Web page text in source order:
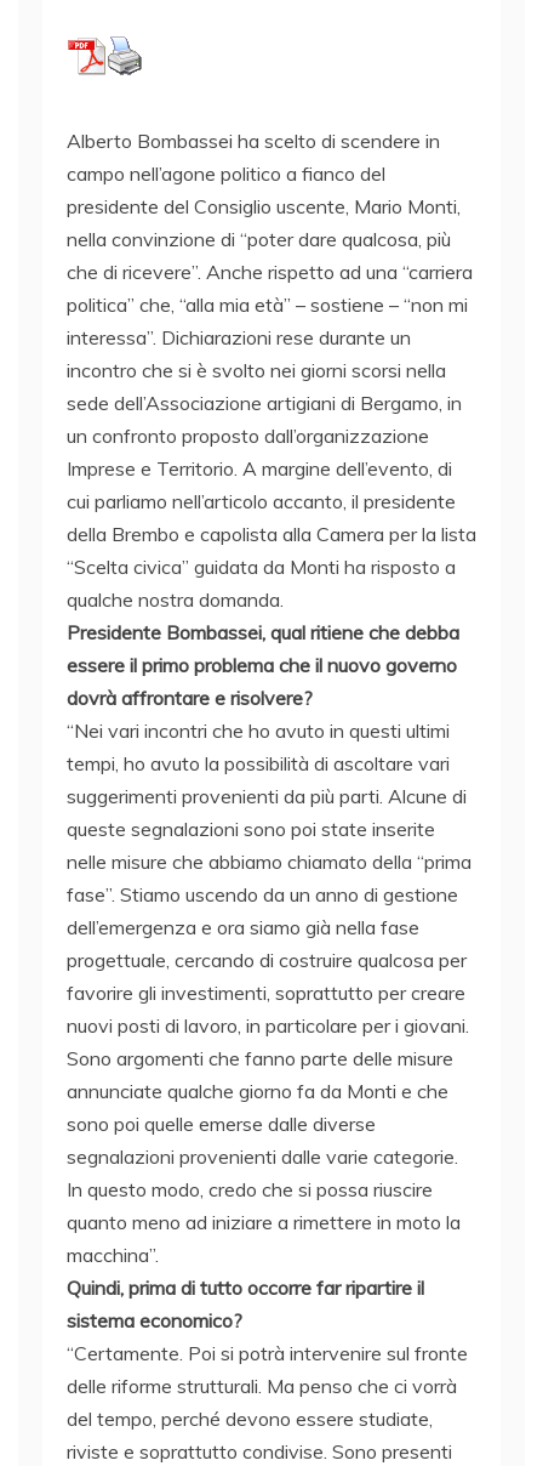
Alberto Bombassei ha scelto di scendere in
campo nell’agone politico a fianco del
presidente del Consiglio uscente, Mario Monti,
nella convinzione di “poter dare qualcosa, più
che di ricevere”. Anche rispetto ad una “carriera
politica” che, “alla mia età” – sostiene – “non mi
interessa”. Dichiarazioni rese durante un
incontro che si è svolto nei giorni scorsi nella
sede dell’Associazione artigiani di Bergamo, in
un confronto proposto dall’organizzazione
Imprese e Territorio. A margine dell’evento, di
cui parliamo nell’articolo accanto, il presidente
della Brembo e capolista alla Camera per la lista
“Scelta civica” guidata da Monti ha risposto a
qualche nostra domanda.
Presidente Bombassei, qual ritiene che debba
essere il primo problema che il nuovo governo
dovrà affrontare e risolvere?
“Nei vari incontri che ho avuto in questi ultimi
tempi, ho avuto la possibilità di ascoltare vari
suggerimenti provenienti da più parti. Alcune di
queste segnalazioni sono poi state inserite
nelle misure che abbiamo chiamato della “prima
fase”. Stiamo uscendo da un anno di gestione
dell’emergenza e ora siamo già nella fase
progettuale, cercando di costruire qualcosa per
favorire gli investimenti, soprattutto per creare
nuovi posti di lavoro, in particolare per i giovani.
Sono argomenti che fanno parte delle misure
annunciate qualche giorno fa da Monti e che
sono poi quelle emerse dalle diverse
segnalazioni provenienti dalle varie categorie.
In questo modo, credo che si possa riuscire
quanto meno ad iniziare a rimettere in moto la
macchina”.
Quindi, prima di tutto occorre far ripartire il
sistema economico?
“Certamente. Poi si potrà intervenire sul fronte
delle riforme strutturali. Ma penso che ci vorrà
del tempo, perché devono essere studiate,
riviste e soprattutto condivise. Sono presenti